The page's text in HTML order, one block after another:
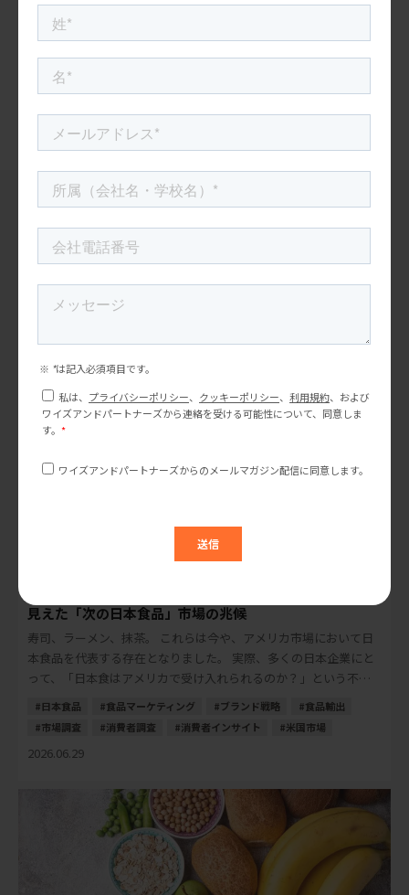
次の記事
米国マーケティングトレンド
北米企業がこぞって取り組む「ゲーミフィ
ケーション」とは？メリット、事例を解説
“米国マーケティングトレンド研究会”
米国マーケティングトレンド研究会
見えた「次の日本食品」市場の兆候
寿司、ラーメン、抹茶。 これらは今や、アメリカ市場において日
本食品を代表する存在となりました。 実際、多くの日本企業にと
って、「日本食はアメリカで受け入れられるのか？」という不安
は、以前ほど大きなテーマではなくなりました […]
日本食品 食品マーケティング ブランド戦略
食品輸出
市場調査
消費者調査 消費者インサイト 米国市場
2026.06.29